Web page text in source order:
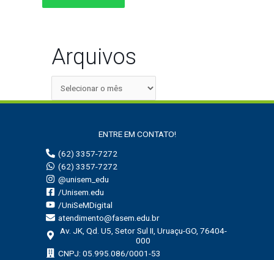
Arquivos
ENTRE EM CONTATO!
(62) 3357-7272
(62) 3357-7272
@unisem_edu
/Unisem.edu
/UniSeMDigital
atendimento@fasem.edu.br
Av. JK, Qd. U5, Setor Sul II, Uruaçu-GO, 76404-
000
CNPJ: 05.995.086/0001-53